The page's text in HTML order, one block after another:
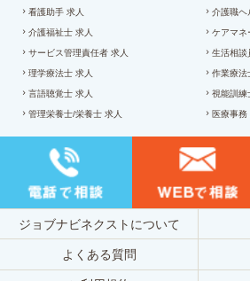
看護助手 求人 介護職ヘ
介護福祉士 求人 ケアマネ
サービス管理責任者 求人 生活相談
理学療法士 求人 作業療法
言語聴覚士 求人 視能訓練
管理栄養士/栄養士 求人 医療事務
ジョブナビネクストについて
よくある質問